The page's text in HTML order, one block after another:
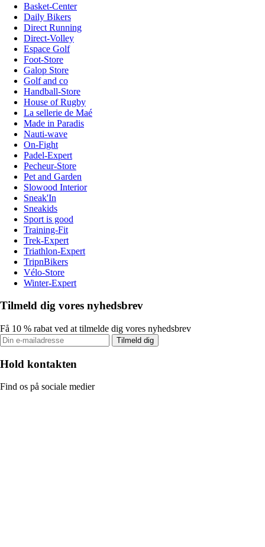
Basket-Center
Daily Bikers
Direct Running
Direct-Volley
Espace Golf
Foot-Store
Galop Store
Golf and co
Handball-Store
House of Rugby
La sellerie de Maé
Made in Paradis
Nauti-wave
On-Fight
Padel-Expert
Pecheur-Store
Pet and Garden
Slowood Interior
Sneak'In
Sneakids
Sport is good
Training-Fit
Trek-Expert
Triathlon-Expert
TripnBikers
Vélo-Store
Winter-Expert
Tilmeld dig vores nyhedsbrev
Få 10 % rabat ved at tilmelde dig vores nyhedsbrev
Tilmeld dig
Hold kontakten
Find os på sociale medier